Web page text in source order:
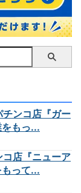
チンコ店『ガー
もっ...
コ店『ニューア
って...